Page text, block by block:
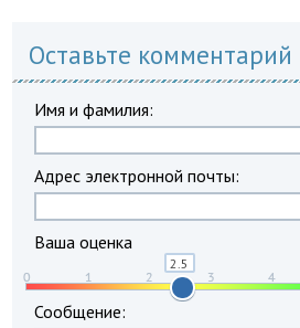
Оставьте комментарий
Имя и фамилия:
Адрес электронной почты:
Ваша оценка
Сообщение: